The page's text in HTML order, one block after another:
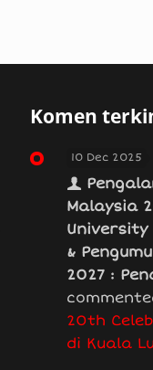
Komen
10 Dec 2025
Malaysia
University
&
2027 :
20th
di Kuala